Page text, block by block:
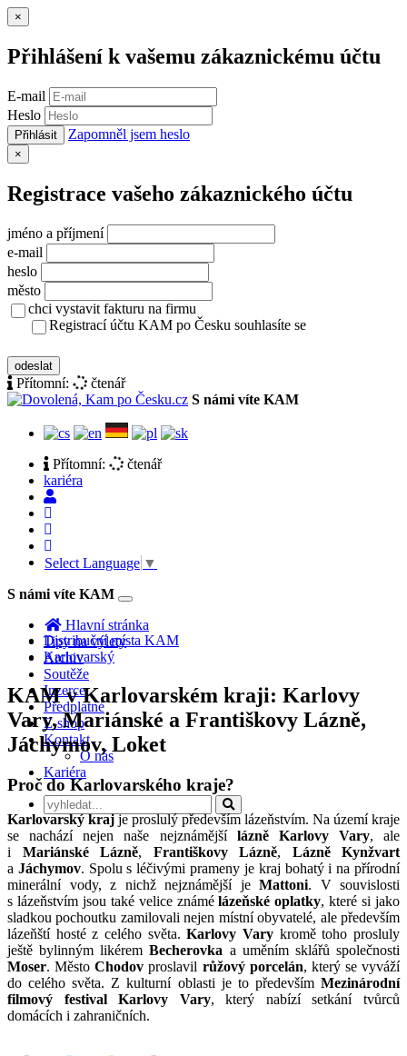
×
Přihlášení k vašemu zákaznickému účtu
E-mail
Heslo
Přihlásit Zapomněl jsem heslo
×
Registrace vašeho zákaznického účtu
jméno a příjmení
e-mail
heslo
město
chci vystavit fakturu na firmu
Registrací účtu KAM po Česku souhlasíte se
odeslat
Přítomní:
čtenář
S námi víte KAM
Přítomní:
čtenář
kariéra
Select Language ▼
S námi víte KAM
Toggle
navigation
Hlavní stránka
Tipy na výlety
Archiv
Soutěže
Inzerce
Předplatné
E-shop
Kontakt
O nás
Kariéra
Distribuční místa KAM
Karlovarský
KAM v Karlovarském kraji: Karlovy
Vary, Mariánské a Františkovy Lázně,
Jáchymov, Loket
Proč do Karlovarského kraje?
Karlovarský kraj je proslulý především lázeňstvím. Na území kraje
se nachází nejen naše nejznámější lázně Karlovy Vary, ale
i Mariánské Lázně, Františkovy Lázně, Lázně Kynžvart
a Jáchymov. Spolu s léčivými prameny je kraj bohatý i na přírodní
minerální vody, z nichž nejznámější je Mattoni. V souvislosti
s lázeňstvím jsou také velice známélázeňské oplatky, které si jako
sladkou pochoutku zamilovali nejen místní obyvatelé, ale především
lázeňští hosté z celého světa.Karlovy Vary kromě toho prosluly
ještě bylinným likéremBecherovka a uměním sklářů společnosti
Moser. MěstoChodov proslavil růžový porcelán, který se vyváží
do celého světa. Z kulturní oblasti je to především Mezinárodní
filmový festival Karlovy Vary, který nabízí setkání tvůrců
domácích i zahraničních.